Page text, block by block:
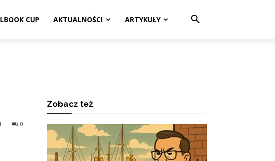
CUP AKTUALNOŚCI ARTYKUŁY
0
Zobacz też